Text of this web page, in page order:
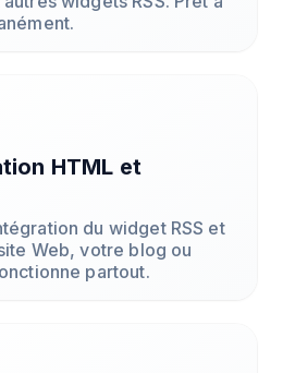
HTML et
du widget RSS et
Web, votre blog ou
partout.